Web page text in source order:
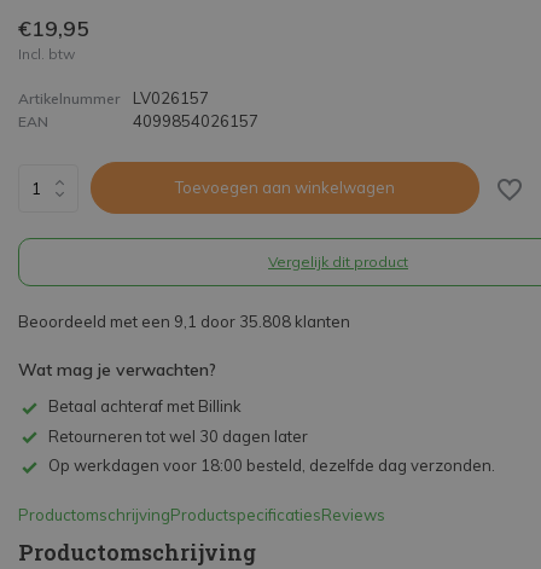
€19,95
Incl. btw
Artikelnummer LV026157
EAN 4099854026157
Toevoegen aan winkelwagen
Vergelijk dit product
Beoordeeld met een 9,1 door 35.808 klanten
Wat mag je verwachten?
Betaal achteraf met Billink
Retourneren tot wel 30 dagen later
Op werkdagen voor 18:00 besteld, dezelfde dag verzonden.
ProductomschrijvingProductspecificatiesReviews
Productomschrijving